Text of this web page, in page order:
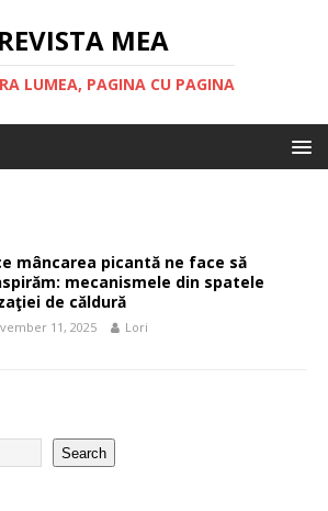
REVISTA MEA
LUMEA, PAGINA CU PAGINA
mâncarea picantă ne face să
mecanismele din spatele
de căldură
11, 2025 Lori
Search